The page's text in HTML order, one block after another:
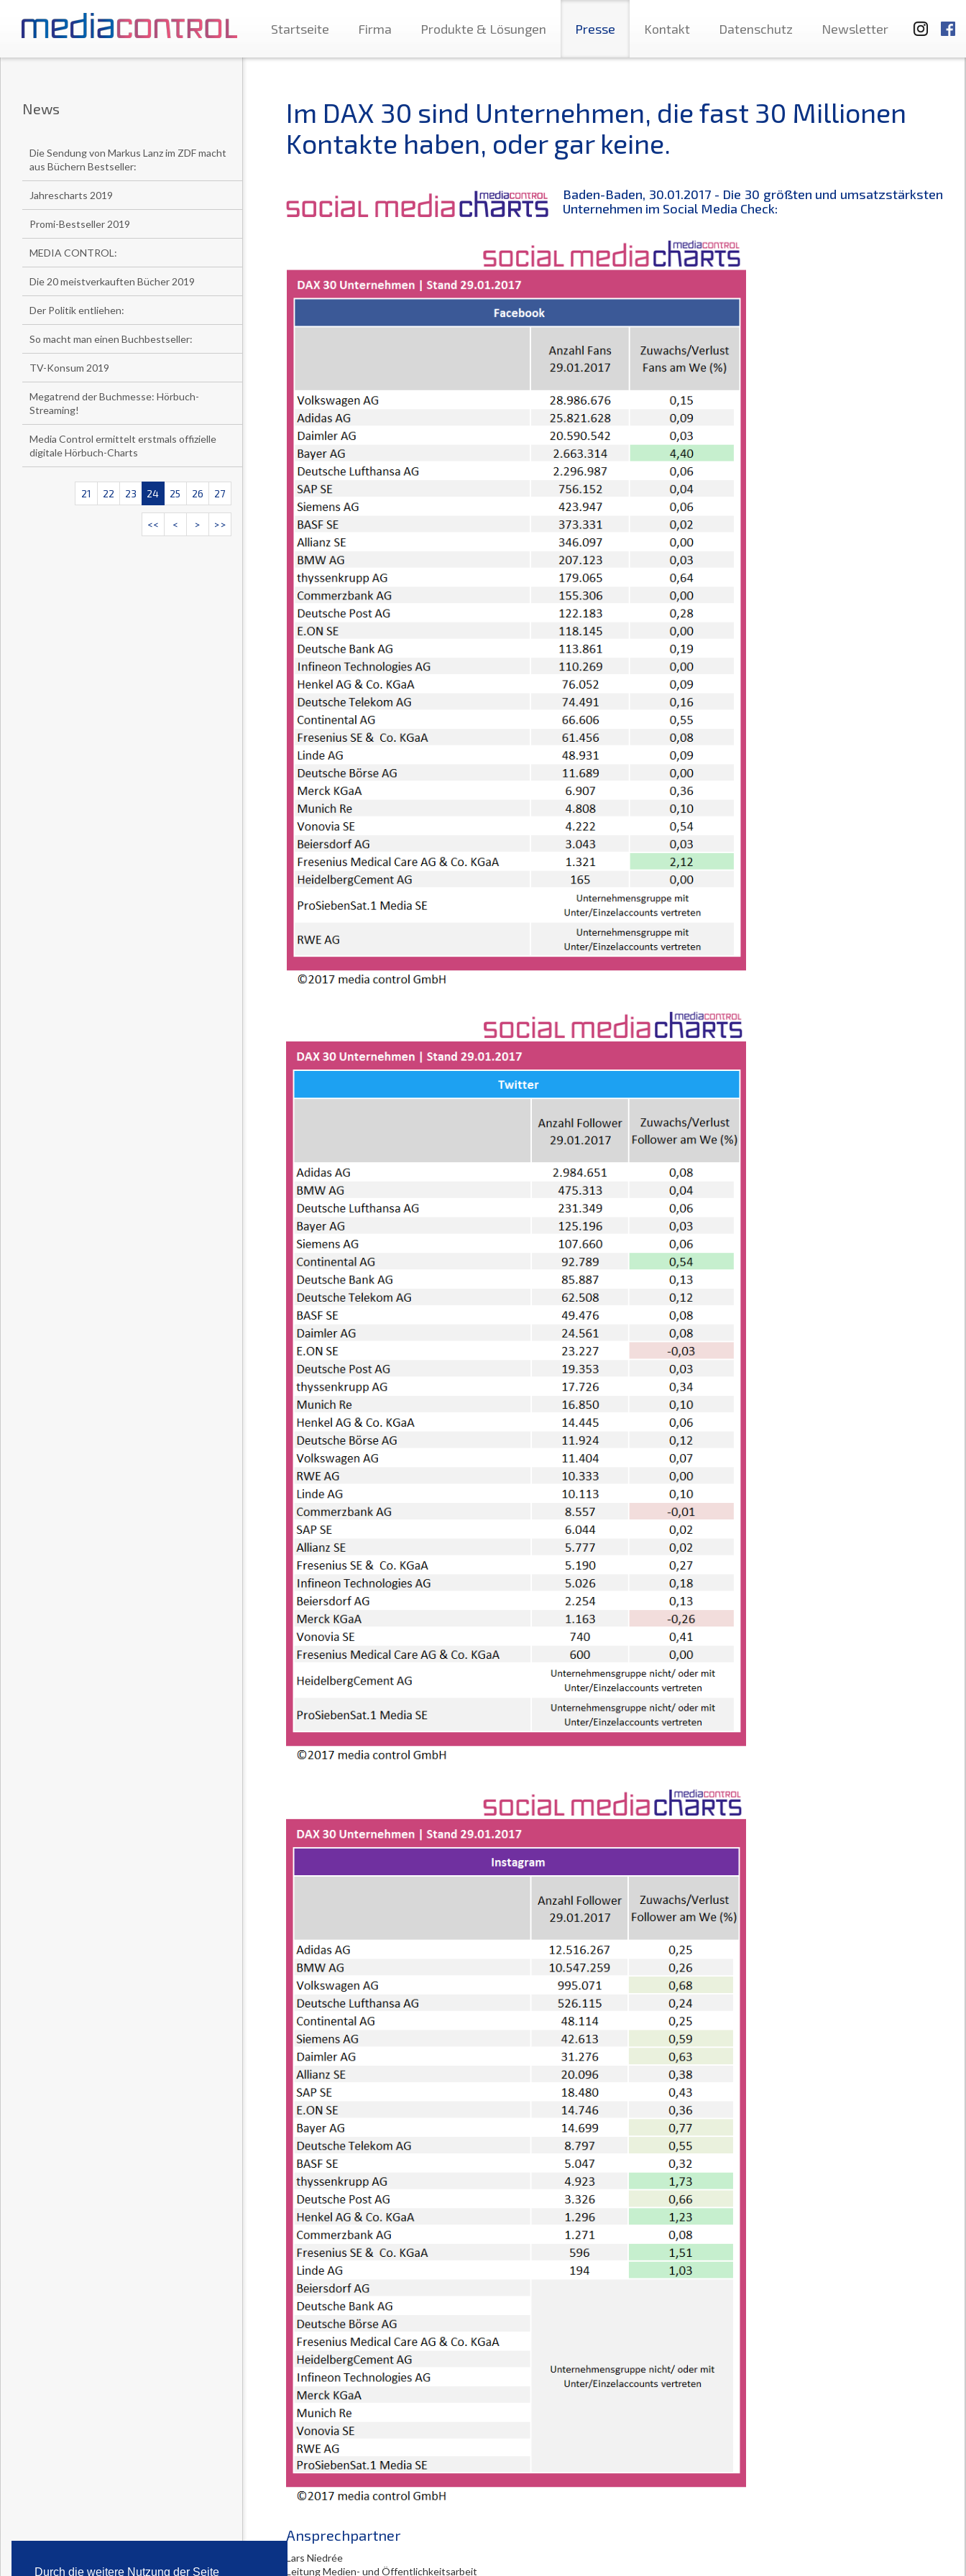
Durch die weitere Nutzung der Seite
Startseite Firma Produkte & Lösungen Presse Kontakt Datenschutz Newsletter
News
Die Sendung von Markus Lanz im ZDF macht
aus Büchern Bestseller:
Jahrescharts 2019
Promi-Bestseller 2019
MEDIA CONTROL:
Die 20 meistverkauften Bücher 2019
Der Politik entliehen:
So macht man einen Buchbestseller:
TV-Konsum 2019
Megatrend der Buchmesse: Hörbuch-
Streaming!
Media Control ermittelt erstmals offizielle
digitale Hörbuch-Charts
21 22 23 24 25 26 27
<< < > >>
Im DAX 30 sind Unternehmen, die fast 30 Millionen
Kontakte haben, oder gar keine.
Baden-Baden, 30.01.2017 - Die 30 größten und umsatzstärksten
Unternehmen im Social Media Check:
Ansprechpartner
Lars Niedrée
Leitung Medien- und Öffentlichkeitsarbeit